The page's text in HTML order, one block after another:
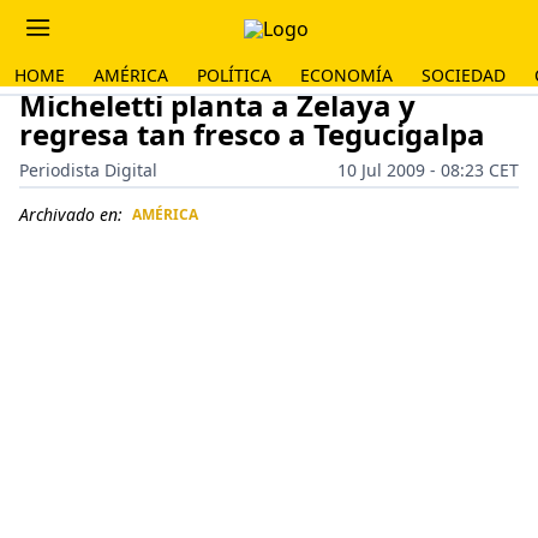
HOME AMÉRICA POLÍTICA ECONOMÍA SOCIEDAD
Micheletti planta a Zelaya y
regresa tan fresco a Tegucigalpa
Periodista Digital
10 Jul 2009 - 08:23 CET
Archivado en: AMÉRICA